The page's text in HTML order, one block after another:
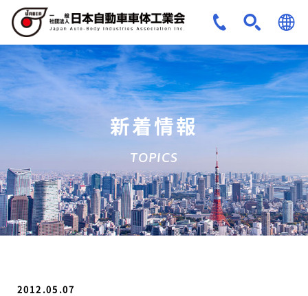
JPN
ENG
新着情報
TOPICS
2012.05.07